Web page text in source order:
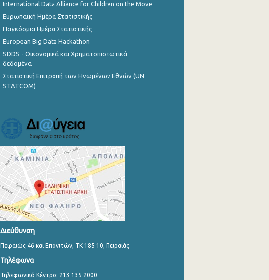
International Data Alliance for Children on the Move
Ευρωπαϊκή Ημέρα Στατιστικής
Παγκόσμια Ημέρα Στατιστικής
European Big Data Hackathon
SDDS - Οικονομικά και Χρηματοπιστωτικά
δεδομένα
Στατιστική Επιτροπή των Ηνωμένων Εθνών (UN
STATCOM)
Διεύθυνση
Πειραιώς 46 και Επονιτών, ΤΚ 185 10, Πειραιάς
Τηλέφωνα
Τηλεφωνικό Κέντρο: 213 135 2000